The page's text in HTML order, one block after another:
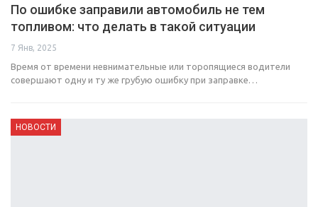
По ошибке заправили автомобиль не тем
топливом: что делать в такой ситуации
7 Янв, 2025
Время от времени невнимательные или торопящиеся водители
совершают одну и ту же грубую ошибку при заправке…
НОВОСТИ